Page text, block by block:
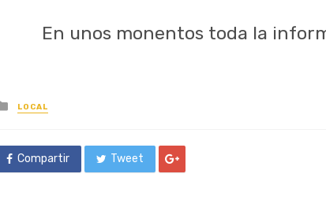
En unos monentos toda la
Posted
in
LOCAL
Compartir Tweet